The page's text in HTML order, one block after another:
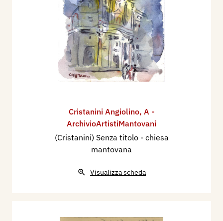
Cristanini Angiolino, A -
ArchivioArtistiMantovani
(Cristanini) Senza titolo - chiesa
mantovana
Visualizza scheda